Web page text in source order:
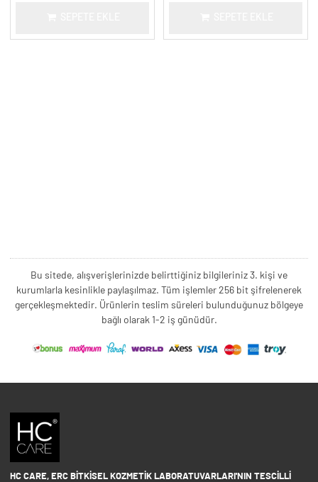
Bu sitede, alışverişlerinizde belirttiğiniz bilgileriniz 3. kişi ve
kurumlarla kesinlikle paylaşılmaz. Tüm işlemler 256 bit şifrelenerek
gerçekleşmektedir. Ürünlerin teslim süreleri bulunduğunuz bölgeye
bağlı olarak 1-2 iş günüdür.
HC CARE, ERC BITKISEL KOZMETIK LABORATUVARLARI'NIN TESCILLI